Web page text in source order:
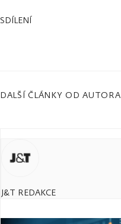
SDÍLENÍ
DALŠÍ ČLÁNKY OD AUTORA
J&T REDAKCE